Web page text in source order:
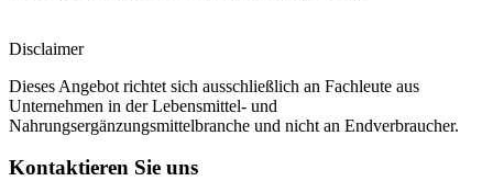
Disclaimer
Dieses Angebot richtet sich ausschließlich an Fachleute aus
Unternehmen in der Lebensmittel- und
Nahrungsergänzungsmittelbranche und nicht an Endverbraucher.
Kontaktieren Sie uns